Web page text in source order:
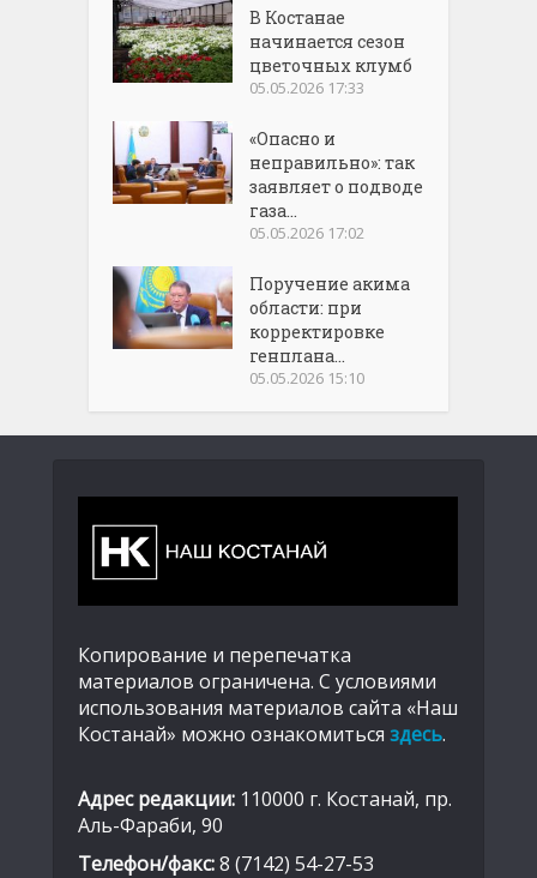
В Костанае
начинается сезон
цветочных клумб
05.05.2026 17:33
«Опасно и
неправильно»: так
заявляет о подводе
газа...
05.05.2026 17:02
Поручение акима
области: при
корректировке
генплана...
05.05.2026 15:10
Копирование и перепечатка
материалов ограничена. С условиями
использования материалов сайта «Наш
Костанай» можно ознакомиться здесь.
Адрес редакции: 110000 г. Костанай, пр.
Аль-Фараби, 90
Телефон/факс:8 (7142) 54-27-53